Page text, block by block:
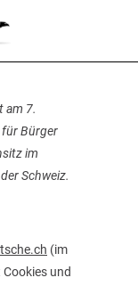
am 7.
Bürger
im
Schweiz.
(im
und